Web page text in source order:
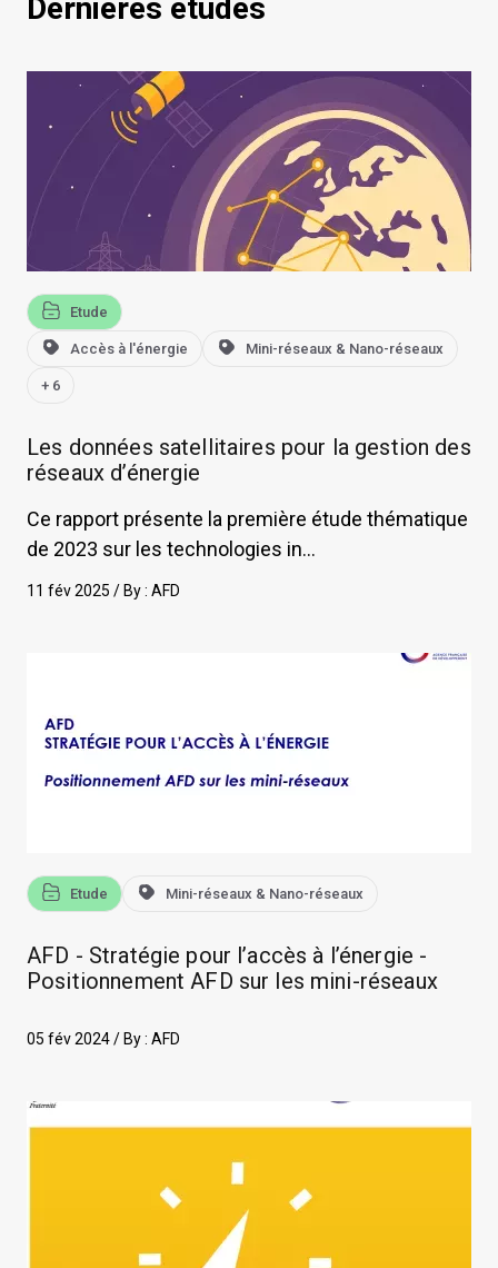
Dernières études
Etude
Accès à l'énergie Mini-réseaux & Nano-réseaux
+ 6
Les données satellitaires pour la gestion des
réseaux d’énergie
Ce rapport présente la première étude thématique
de 2023 sur les technologies in...
11 fév 2025 / By : AFD
Etude Mini-réseaux & Nano-réseaux
AFD - Stratégie pour l’accès à l’énergie -
Positionnement AFD sur les mini-réseaux
05 fév 2024 / By : AFD